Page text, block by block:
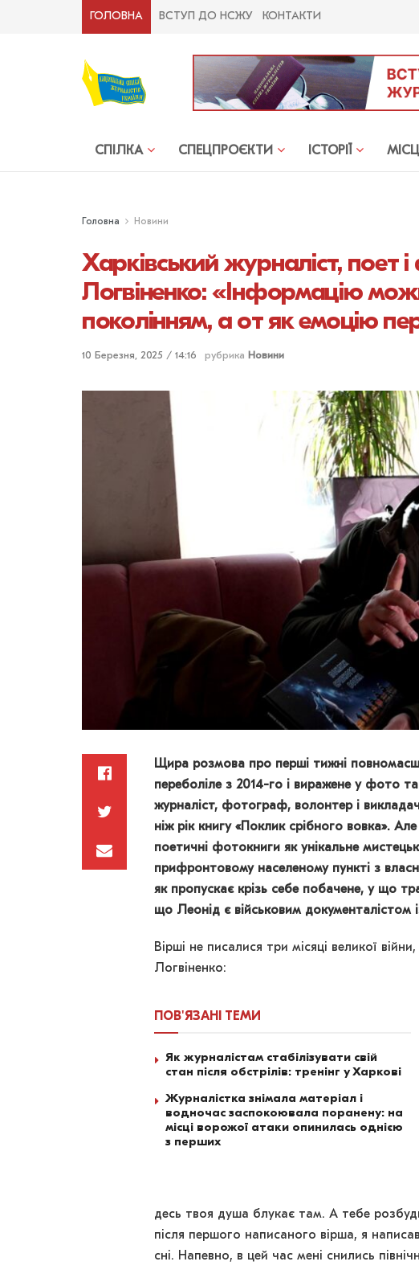
ГОЛОВНА ВСТУП ДО НСЖУ КОНТАКТИ
СПІЛКА СПЕЦПРОЄКТИ ІСТОРІЇ
Головна Новини
Харківський журналіст, поет
Логвіненко: «Інформацію
поколінням, а от як емоцію
10 Березня, 2025 / 14:16 рубрика Новини
Щира розмова про перші тижні
переболіле з 2014-го і виражене у фото
журналіст, фотограф, волонтер і
ніж рік книгу «Поклик срібного вовка».
поетичні фотокниги як унікальне
прифронтовому населеному пункті з
як пропускає крізь себе побачене, у що
що Леонід є військовим документалістом
Вірші не писалися три місяці великої
Логвіненко:
ПОВ'ЯЗАНІ ТЕМИ
Як журналістам стабілізувати свій
стан після обстрілів: тренінг у Харкові
Журналістка знімала матеріал і
водночас заспокоювала поранену: на
місці ворожої атаки опинилась однією
з перших
десь твоя душа блукає там. А тебе
після першого написаного вірша, я
сні. Напевно, в цей час мені снились